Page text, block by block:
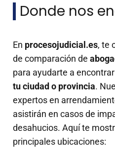
Donde nos
En procesojudicial.es, te
de comparación de
para ayudarte a
tu ciudad o provincia.
expertos en
asistirán en casos de
desahucios. Aquí te
principales ubicaciones: